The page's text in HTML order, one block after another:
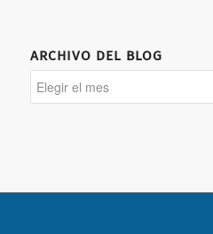
ARCHIVO DEL BLOG